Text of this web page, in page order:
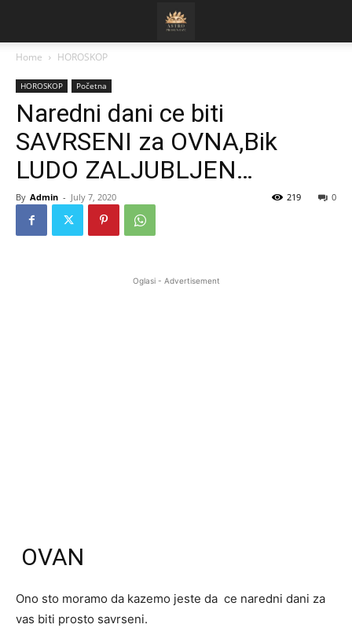
Home HOROSKOP
HOROSKOP Početna
Naredni dani ce biti
SAVRSENI za OVNA,Bik
LUDO ZALJUBLJEN…
By Admin - July 7, 2020 0
219
Oglasi - Advertisement
OVAN
Ono sto moramo da kazemo jeste da ce naredni dani za
vas biti prosto savrseni.